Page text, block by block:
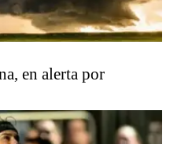
en alerta por